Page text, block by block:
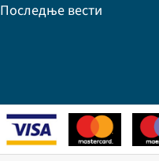
Последње вести